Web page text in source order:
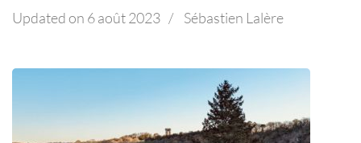
Updated on 6 août 2023 / Sébastien Lalère